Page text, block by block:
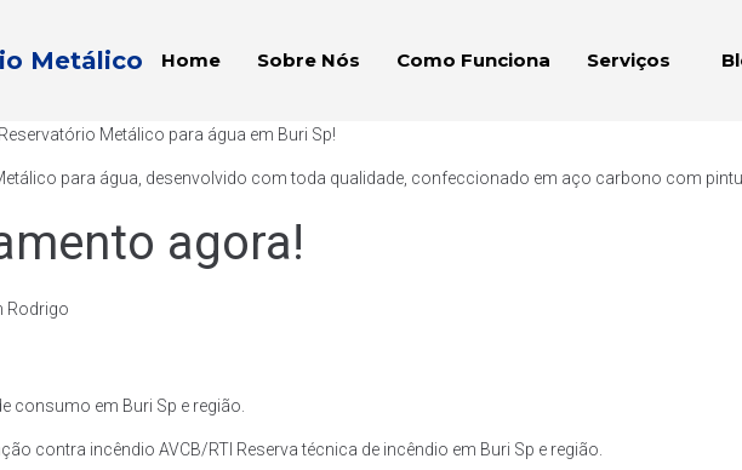
Metálico Home Sobre Nós Como Funciona Serviços
Metálico para água em Buri Sp!
para água, desenvolvido com toda qualidade, confeccionado em aço carbono com
agora!
Rodrigo
consumo em Buri Sp e região.
contra incêndio AVCB/RTI Reserva técnica de incêndio em Buri Sp e região.